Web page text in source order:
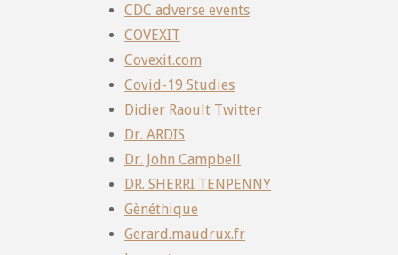
CDC adverse events
COVEXIT
Covexit.com
Covid-19 Studies
Didier Raoult Twitter
Dr. ARDIS
Dr. John Campbell
DR. SHERRI TENPENNY
Gènéthique
Gerard.maudrux.fr